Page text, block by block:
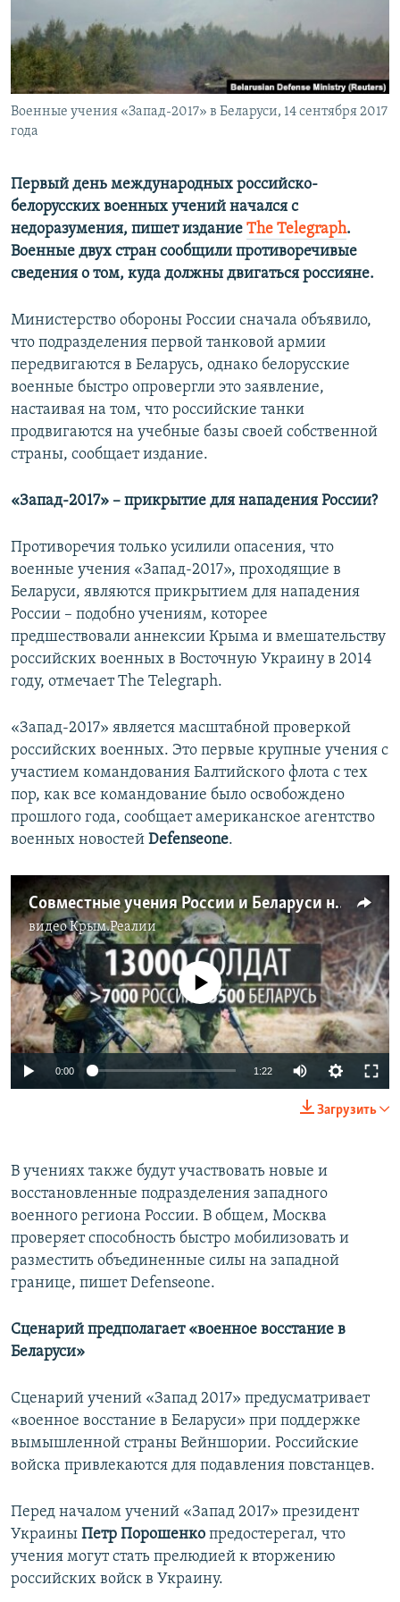
ПОБЕДИТЕЛЕЙ НЕ СУДЯТ?
КРЫМ.НЕПОКОРЕННЫЙ
ELIFBE
УКРАИНСКАЯ ПРОБЛЕМА КРЫМА
ПРИСОЕДИНЯЙТЕСЬ!
Все сайты RFE/RL
Военные учения «Запад-2017» в Беларуси, 14 сентября 2017
года
Первый день международных российско-
белорусских военных учений начался с
недоразумения, пишет издание The Telegraph.
Военные двух стран сообщили противоречивые
сведения о том, куда должны двигаться россияне.
Министерство обороны России сначала объявило,
что подразделения первой танковой армии
передвигаются в Беларусь, однако белорусские
военные быстро опровергли это заявление,
настаивая на том, что российские танки
продвигаются на учебные базы своей собственной
страны, сообщает издание.
«Запад-2017» – прикрытие для нападения России?
Противоречия только усилили опасения, что
военные учения «Запад-2017», проходящие в
Беларуси, являются прикрытием для нападения
России – подобно учениям, которее
предшествовали аннексии Крыма и вмешательству
российских военных в Восточную Украину в 2014
году, отмечает The Telegraph.
«Запад-2017» является масштабной проверкой
российских военных. Это первые крупные учения с
участием командования Балтийского флота с тех
пор, как все командование было освобождено
прошлого года, сообщает американское агентство
военных новостей Defenseone.
Совместные учения России и Беларуси на границе с Украиной. Распределение сил (видео)
видеоКрым.Реалии
No media source currently available
0:00 1:22
Загрузить
В учениях также будут участвовать новые и
восстановленные подразделения западного
военного региона России. В общем, Москва
проверяет способность быстро мобилизовать и
разместить объединенные силы на западной
границе, пишет Defenseone.
Сценарий предполагает «военное восстание в
Беларуси»
Сценарий учений «Запад 2017» предусматривает
«военное восстание в Беларуси» при поддержке
вымышленной страны Вейншории. Российские
войска привлекаются для подавления повстанцев.
Перед началом учений «Запад 2017» президент
Украины Петр Порошенко предостерегал, что
учения могут стать прелюдией к вторжению
российских войск в Украину.